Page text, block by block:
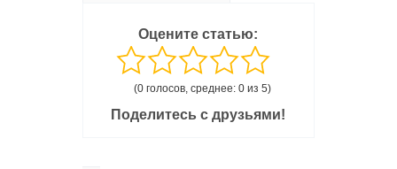
Оцените статью:
(0 голосов, среднее: 0 из 5)
Поделитесь с друзьями!